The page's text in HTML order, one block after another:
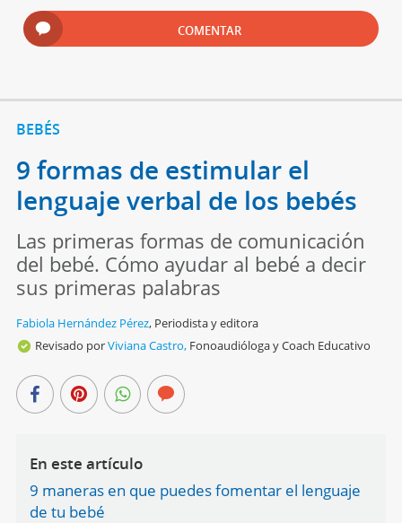
COMENTAR
BEBÉS
9 formas de estimular el
lenguaje verbal de los bebés
Las primeras formas de comunicación
del bebé. Cómo ayudar al bebé a decir
sus primeras palabras
Fabiola Hernández Pérez, Periodista y editora
Revisado porViviana Castro, Fonoaudióloga y Coach Educativo
En este artículo
9 maneras en que puedes fomentar el lenguaje
de tu bebé